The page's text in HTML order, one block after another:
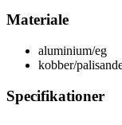
Materiale
aluminium/eg
kobber/
Specifikationer